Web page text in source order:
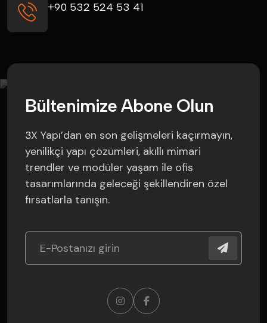
+90 532 524 53 41
BültenimizeAbone Olun
3X Yapı’dan en son gelişmeleri kaçırmayın,
yenilikçi yapı çözümleri, akıllı mimari
trendler ve modüler yaşam ile ofis
tasarımlarında geleceği şekillendiren özel
fırsatlarla tanışın.